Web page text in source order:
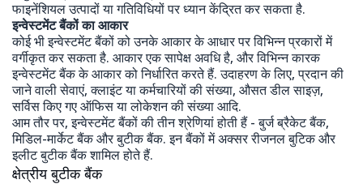
फाइनेंशियल उत्पादों या गतिविधियों पर ध्यान केंद्रित कर सकता है.
इन्वेस्टमेंट बैंकों का आकार
कोई भी इन्वेस्टमेंट बैंकों को उनके आकार के आधार पर विभिन्न प्रकारों में
वर्गीकृत कर सकता है. आकार एक सापेक्ष अवधि है, और विभिन्न कारक
इन्वेस्टमेंट बैंक के आकार को निर्धारित करते हैं. उदाहरण के लिए, प्रदान की
जाने वाली सेवाएं, क्लाइंट या कर्मचारियों की संख्या, औसत डील साइज़,
सर्विस किए गए ऑफिस या लोकेशन की संख्या आदि.
आम तौर पर, इन्वेस्टमेंट बैंकों की तीन श्रेणियां होती हैं - बुर्ज ब्रैकेट बैंक,
मिडिल-मार्केट बैंक और बुटीक बैंक. इन बैंकों में अक्सर रीजनल बुटिक और
इलीट बुटीक बैंक शामिल होते हैं.
क्षेत्रीय बुटीक बैंक